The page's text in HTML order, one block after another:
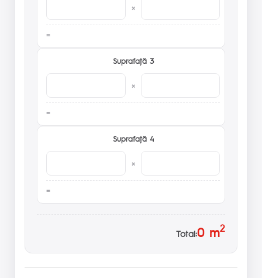
×
Suprafaţă 3
×
Suprafaţă 4
×
Total:0m2